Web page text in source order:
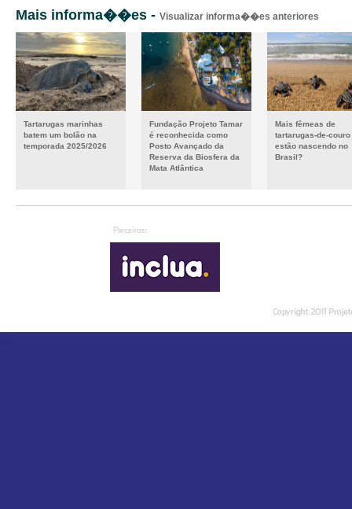
Mais informa��es - Visualizar informa��es anteriores
Tartarugas marinhas
batem um bolão na
temporada 2025/2026
Fundação Projeto Tamar
é reconhecida como
Posto Avançado da
Reserva da Biosfera da
Mata Atlântica
Mais fêmeas de
tartarugas-de-couro
estão nascendo no
Brasil?